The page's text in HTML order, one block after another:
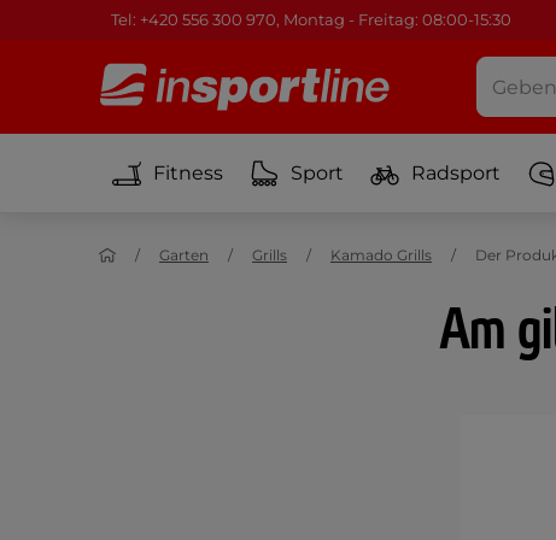
Tel: +420 556 300 970, Montag - Freitag: 08:00-15:30
Fitness Sport Radsport
Garten Grills Kamado Grills Der
Am